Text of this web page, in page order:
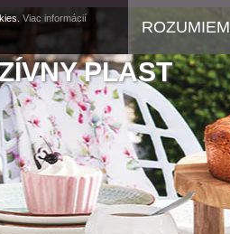
PLAST
Viac informácií
ROZUMIEM